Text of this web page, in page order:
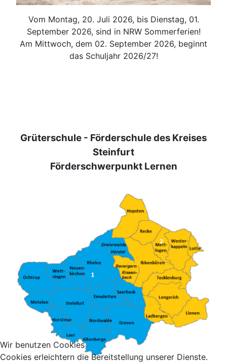
Vom Montag, 20. Juli 2026, bis Dienstag, 01.
September 2026, sind in NRW Sommerferien!
Am Mittwoch, dem 02. September 2026, beginnt
das Schuljahr 2026/27!
Grüterschule - Förderschule des Kreises
Steinfurt
Förderschwerpunkt Lernen
Wir benutzen Cookies
Cookies erleichtern die Bereitstellung unserer Dienste.